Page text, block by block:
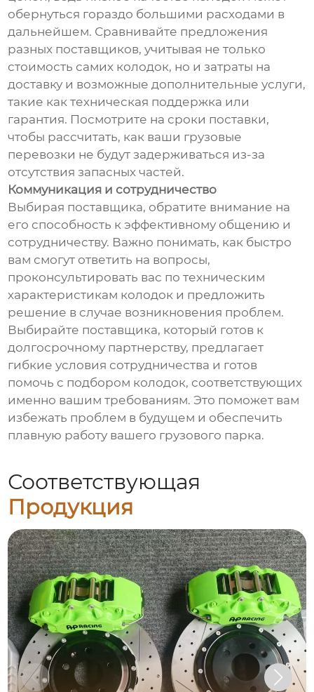
обернуться гораздо большими расходами в
дальнейшем. Сравнивайте предложения
разных поставщиков, учитывая не только
стоимость самих колодок, но и затраты на
доставку и возможные дополнительные услуги,
такие как техническая поддержка или
гарантия. Посмотрите на сроки поставки,
чтобы рассчитать, как ваши грузовые
перевозки не будут задерживаться из-за
отсутствия запасных частей.
Коммуникация и сотрудничество
Выбирая поставщика, обратите внимание на
его способность к эффективному общению и
сотрудничеству. Важно понимать, как быстро
вам смогут ответить на вопросы,
проконсультировать вас по техническим
характеристикам колодок и предложить
решение в случае возникновения проблем.
Выбирайте поставщика, который готов к
долгосрочному партнерству, предлагает
гибкие условия сотрудничества и готов
помочь с подбором колодок, соответствующих
именно вашим требованиям. Это поможет вам
избежать проблем в будущем и обеспечить
плавную работу вашего грузового парка.
Соответствующая
Продукция